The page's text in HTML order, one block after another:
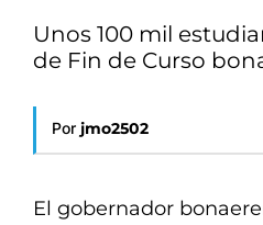
Unos 100 mil
de Fin de Curso
Por jmo2502
El gobernador